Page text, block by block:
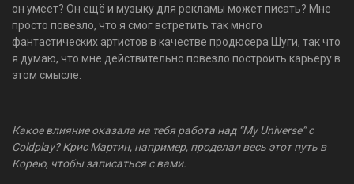
он умеет? Он ещё и музыку для рекламы может писать? Мне
просто повезло, что я смог встретить так много
фантастических артистов в качестве продюсера Шуги, так что
я думаю, что мне действительно повезло построить карьеру в
этом смысле.
Какое влияние оказала на тебя работа над “My Universe” с
Coldplay? Крис Мартин, например, проделал весь этот путь в
Корею, чтобы записаться с вами.